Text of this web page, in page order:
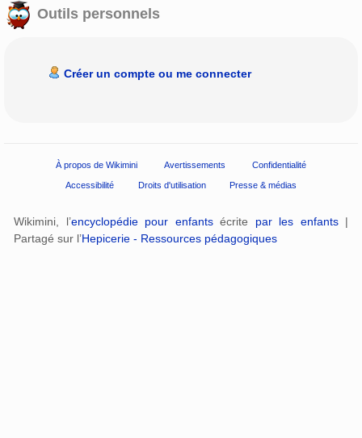
Outils personnels
Créer un compte ou me connecter
À propos de Wikimini Avertissements Confidentialité
Accessibilité Droits d'utilisation Presse & médias
Wikimini, l’encyclopédie pour enfantsécrite par les enfants|
Partagé sur l’Hepicerie - Ressources pédagogiques